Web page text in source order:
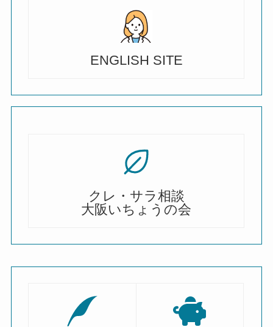
ENGLISH SITE
クレ・サラ相談
大阪いちょうの会